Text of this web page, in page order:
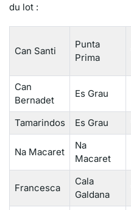
du lot :
Can Santi
Punta
Prima
Can
Bernadet
Es Grau
Tamarindos Es Grau
Na Macaret
Na
Macaret
Francesca
Cala
Galdana